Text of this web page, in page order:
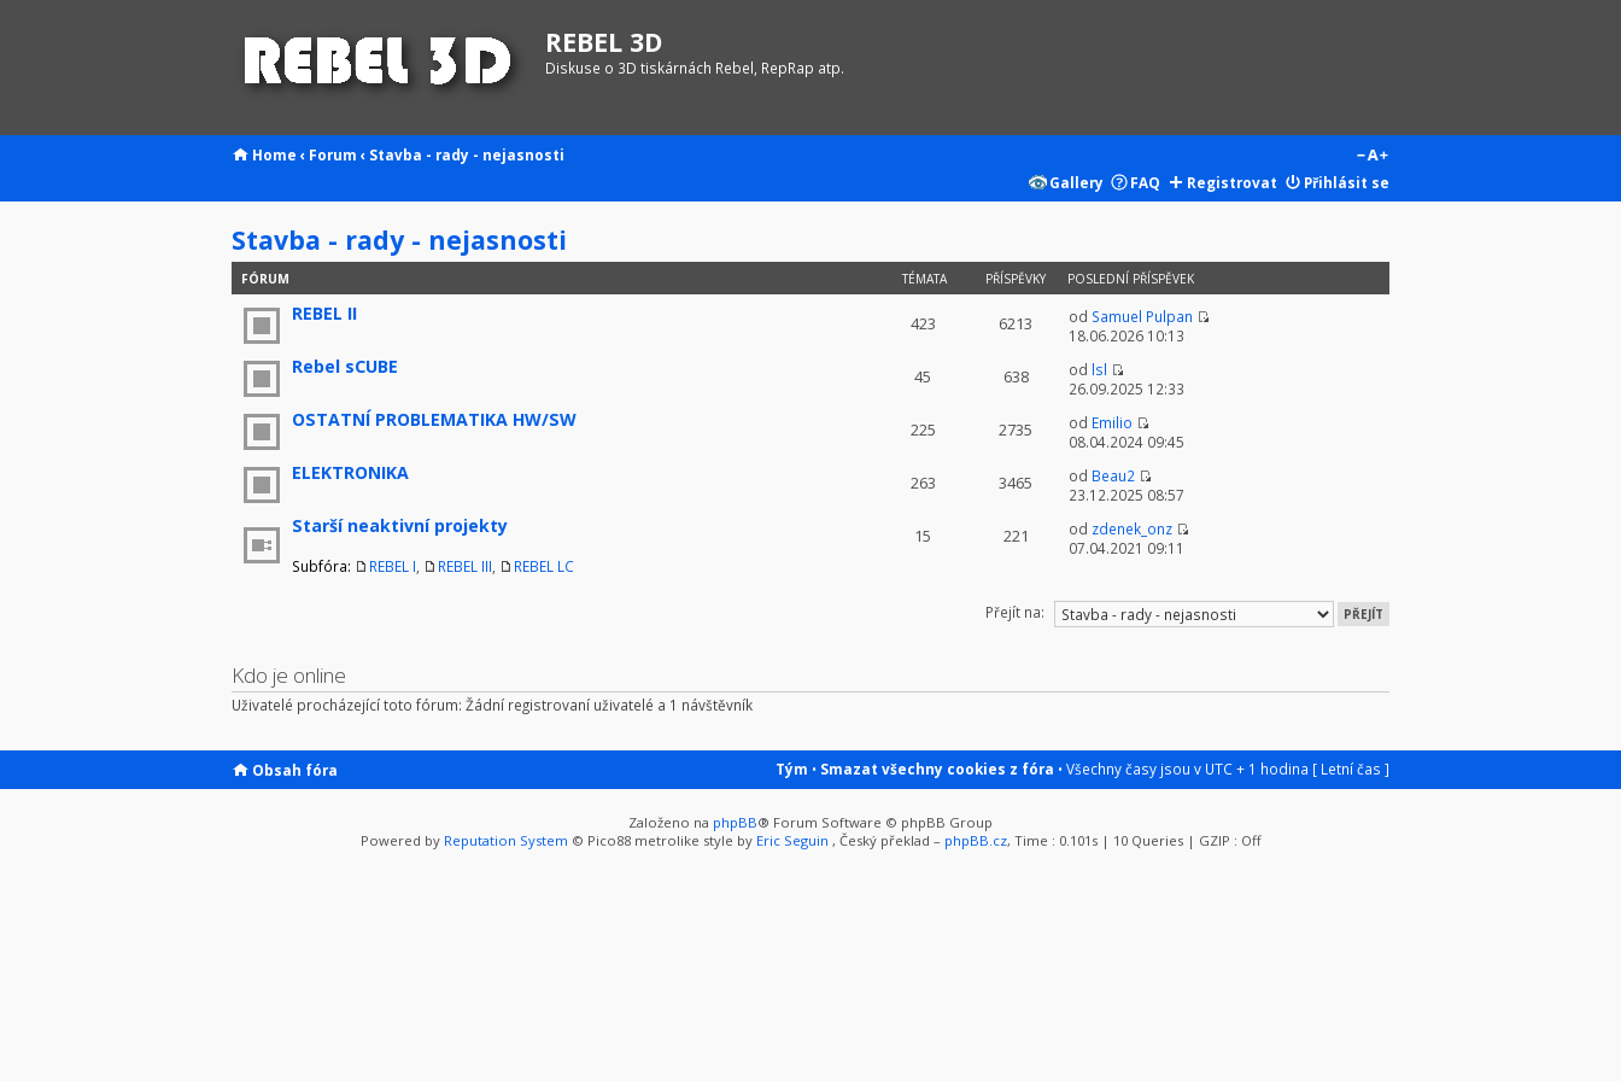
REBEL 3D
Diskuse o 3D tiskárnách Rebel, RepRap atp.
Home ‹ Forum ‹ Stavba - rady - nejasnosti
Gallery
FAQ Registrovat Přihlásit se
Stavba - rady - nejasnosti
FÓRUM TÉMATA PŘÍSPĚVKY POSLEDNÍ PŘÍSPĚVEK
REBEL II 423 6213 od Samuel Pulpan
18.06.2026 10:13
Rebel sCUBE 45 638 od lsl
26.09.2025 12:33
OSTATNÍ PROBLEMATIKA HW/SW 225 2735 od Emilio
08.04.2024 09:45
ELEKTRONIKA 263 3465 od Beau2
23.12.2025 08:57
Starší neaktivní projekty
Subfóra: REBEL I, REBEL III, REBEL LC
15 221 od zdenek_onz
07.04.2021 09:11
Přejít na:
Kdo je online
Uživatelé procházející toto fórum: Žádní registrovaní uživatelé a 1 návštěvník
Obsah fóra Tým • Smazat všechny cookies z fóra • Všechny časy jsou v UTC + 1 hodina [ Letní čas ]
Založeno na phpBB® Forum Software © phpBB Group
Powered by Reputation System © Pico88 metrolike style by Eric Seguin , Český překlad – phpBB.cz, Time : 0.101s | 10 Queries | GZIP : Off